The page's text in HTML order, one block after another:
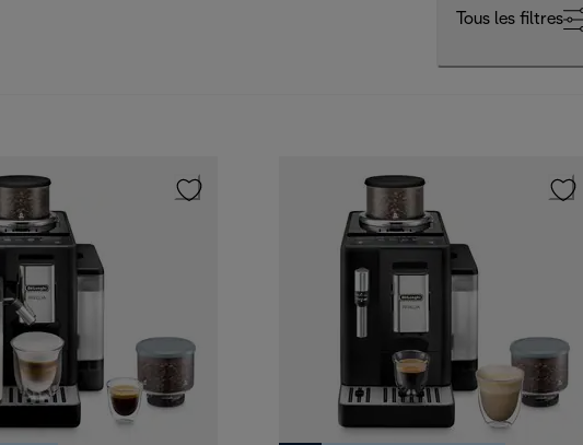
Tous les filtres